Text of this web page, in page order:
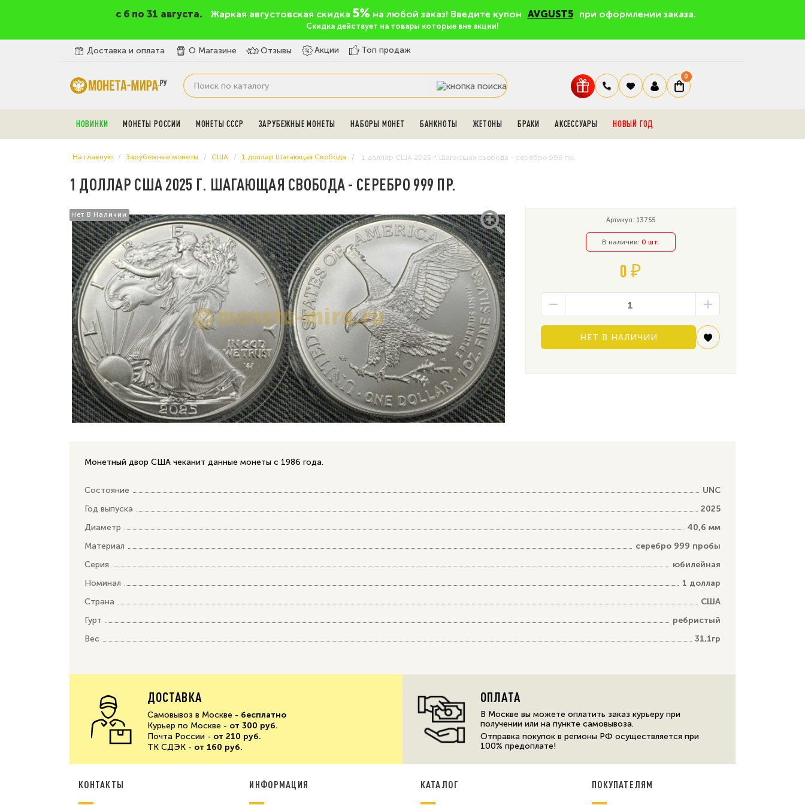
c 6 по 31 августа. Жаркая августовская скидка 5% на любой заказ! Введите купон AVGUST5 при оформлении заказа.
Скидка действует на товары которые вне акции!
Доставка и оплата О Магазине Отзывы Акции Топ продаж
0
НОВИНКИ МОНЕТЫ РОССИИ МОНЕТЫ СССР ЗАРУБЕЖНЫЕ МОНЕТЫ НАБОРЫ МОНЕТ БАНКНОТЫ ЖЕТОНЫ БРАКИ АКСЕССУАРЫ НОВЫЙ ГОД
На главную Зарубежные монеты США 1 доллар Шагающая Свобода 1 доллар США 2025 г. Шагающая свобода - серебро 999 пр.
1 ДОЛЛАР США 2025 Г. ШАГАЮЩАЯ СВОБОДА - СЕРЕБРО 999 ПР.
Нет В Наличии
Нет В Наличии
Артикул: 13755
В наличии:0 шт.
0 ₽
НЕТ В НАЛИЧИИ
Монетный двор США чеканит данные монеты с 1986 года.
Состояние
UNC
Год выпуска
2025
Диаметр
40,6 мм
Материал
серебро 999 пробы
Серия
юбилейная
Номинал
1 доллар
Страна
США
Гурт
ребристый
Вес
31,1гр
ДОСТАВКА
Самовывоз в Москве - бесплатно
Курьер по Москве - от 300 руб.
Почта России - от 210 руб.
ТК СДЭК - от 160 руб.
ОПЛАТА
В Москве вы можете оплатить заказ курьеру при
получении или на пункте самовывоза.
Отправка покупок в регионы РФ осуществляется при
100% предоплате!
КОНТАКТЫ ИНФОРМАЦИЯ КАТАЛОГ ПОКУПАТЕЛЯМ